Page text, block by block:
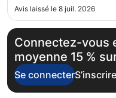
Avis laissé le 8 juil. 2026
Connectez-vous
moyenne 15 %
Se connecter